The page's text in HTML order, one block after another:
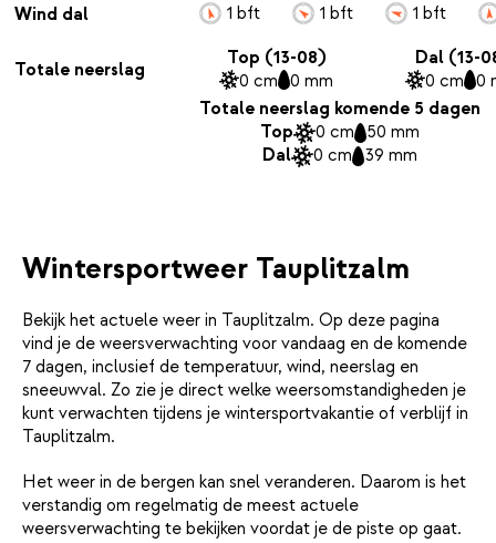
Wind dal
Totale neerslag
1 bft 1 bft 1 bft
Top (13-08)
0 cm 0 mm
Dal (13-
0 cm 0
Totale neerslag komende 5 dagen
Top
0 cm 50 mm
Dal
0 cm 39 mm
Wintersportweer Tauplitzalm
Bekijk het actuele weer in Tauplitzalm. Op deze pagina
vind je de weersverwachting voor vandaag en de komende
7 dagen, inclusief de temperatuur, wind, neerslag en
sneeuwval. Zo zie je direct welke weersomstandigheden je
kunt verwachten tijdens je wintersportvakantie of verblijf in
Tauplitzalm.
Het weer in de bergen kan snel veranderen. Daarom is het
verstandig om regelmatig de meest actuele
weersverwachting te bekijken voordat je de piste op gaat.